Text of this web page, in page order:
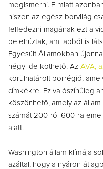
megismerni. E miatt
hiszen az egész borvilág
felfedezni magának ezt a
belehúztak, ami abból is
Egyesült Államokban
négy ide köthető. Az AVA,
körülhatárolt borrégió,
címkékre. Ez valószínűleg
köszönhető, amely az
számát 200-ról 600-ra
alatt.
Washington állam klímája
azáltal, hogy a nyáron